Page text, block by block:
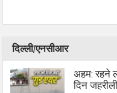
दिल्ली/एनसीआर
अहम: रहने
दिन